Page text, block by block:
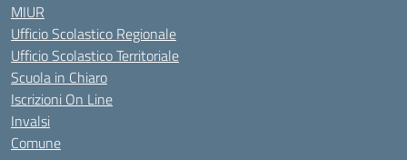
MIUR
Ufficio Scolastico Regionale
Ufficio Scolastico Territoriale
Scuola in Chiaro
Iscrizioni On Line
Invalsi
Comune